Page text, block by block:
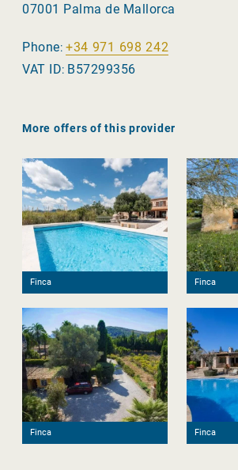
07001 Palma de Mallorca
Phone: +34 971 698 242
VAT ID: B57299356
More offers of this provider
Finca Finca
Finca Finca